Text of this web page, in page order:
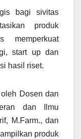
bagi sivitas
produk
memperkuat
start up dan
hasil riset.
Dosen dan
dan Ilmu
M.Farm., dan
produk